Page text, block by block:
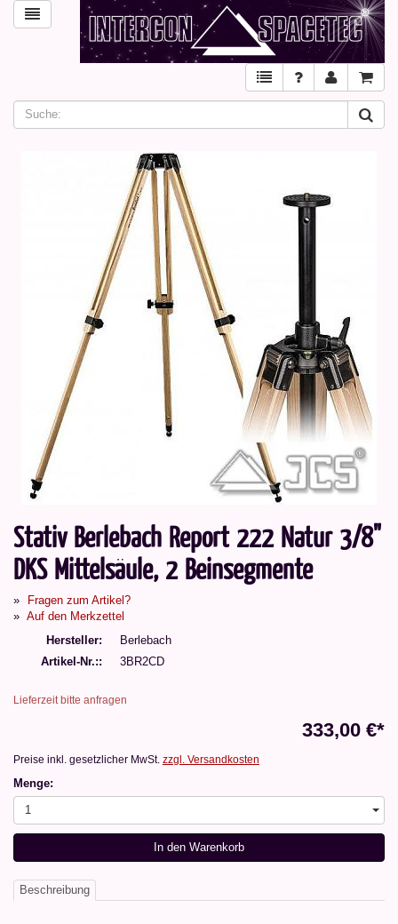
Stativ Berlebach Report 222 Natur 3/8"
DKS Mittelsäule, 2 Beinsegmente
Fragen zum Artikel?
Auf den Merkzettel
Hersteller
Berlebach
Artikel-Nr.:
3BR2CD
Lieferzeit bitte anfragen
333,00 €*
Preise inkl. gesetzlicher MwSt. zzgl. Versandkosten
Menge:
1
In den Warenkorb
Beschreibung